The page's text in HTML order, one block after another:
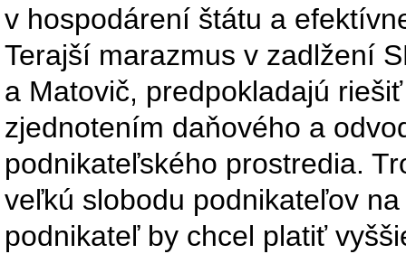
v hospodárení štátu a
Terajší marazmus v zadlžení
a Matovič, predpokladajú
zjednotením daňového a
podnikateľského prostredia.
veľkú slobodu podnikateľov
podnikateľ by chcel platiť